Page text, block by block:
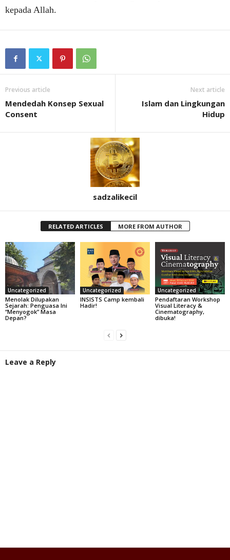
kepada Allah.
Previous article
Mendedah Konsep Sexual
Consent
Next article
Islam dan Lingkungan
Hidup
sadzalikecil
RELATED ARTICLES MORE FROM AUTHOR
Uncategorized
Menolak Dilupakan
Sejarah: Penguasa Ini
“Menyogok” Masa
Depan?
Uncategorized
INSISTS Camp kembali
Hadir!
Uncategorized
Pendaftaran Workshop
Visual Literacy &
Cinematography,
dibuka!
Leave a Reply